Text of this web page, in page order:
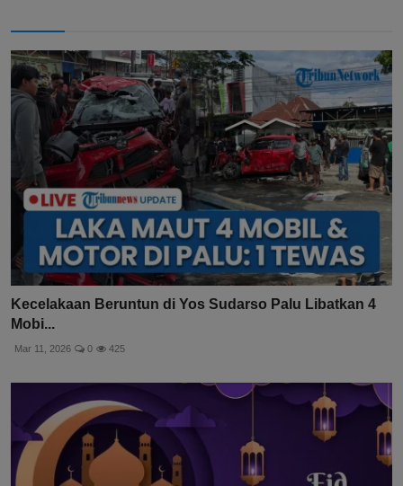
Kecelakaan Beruntun di Yos Sudarso Palu Libatkan 4
Mobi...
Mar 11, 2026 0 425